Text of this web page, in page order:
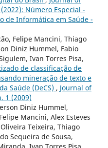
Número Especial -
de Informática em Saúde -
Felipe Mancini, Thiago
Diniz Hummel, Fabio
Ivan Torres Pisa,
de classificação de
mineração de texto e
Saúde (DeCS) , Journal of
1 (2009)
Diniz Hummel,
Mancini, Alex Esteves
Teixeira, Thiago
Sequeira de Sousa,